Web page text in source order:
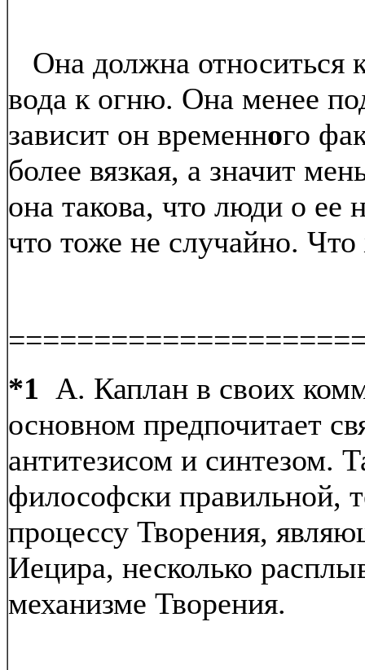
Она должна относиться
вода к огню. Она менее
зависит он временного
более вязкая, а значит
она такова, что люди о ее
что тоже не случайно.
*1 А. Каплан в своих
основном предпочитает
антитезисом и синтезом.
философски правильной,
процессу Творения,
Иецира, несколько
механизме Творения.